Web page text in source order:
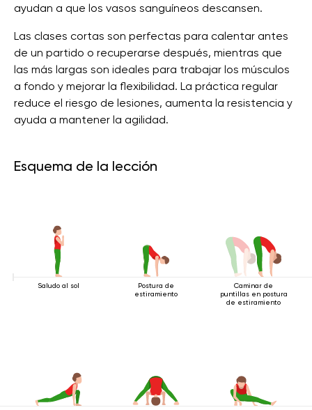
ayudan a que los vasos sanguíneos descansen.
Las clases cortas son perfectas para calentar antes
de un partido o recuperarse después, mientras que
las más largas son ideales para trabajar los músculos
a fondo y mejorar la flexibilidad. La práctica regular
reduce el riesgo de lesiones, aumenta la resistencia y
ayuda a mantener la agilidad.
Esquema de la lección
Saludo al sol
Postura de
estiramiento
Caminar de
puntillas en postura
de estiramiento